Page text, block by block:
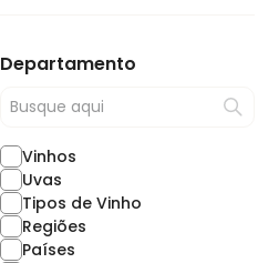
Departamento
Vinhos
Uvas
Tipos de Vinho
Regiões
Países